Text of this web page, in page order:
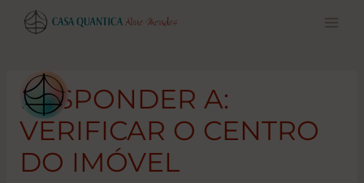
Pular
para
RESPONDER A:
VERIFICAR O CENTRO
DO IMÓVEL